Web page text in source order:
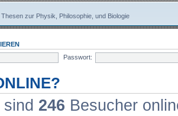
zur Physik, Philosophie, und Biologie
Passwort:
246 Besucher